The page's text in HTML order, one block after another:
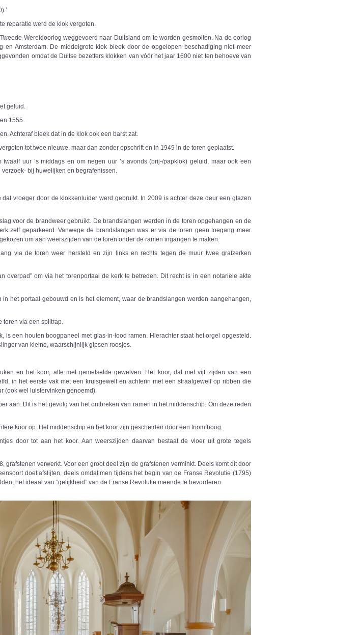
reparatie werd de klok vergoten.
Wereldoorlog weggevoerd naar Duitsland om te worden gesmolten. Na de oorlog
en Amsterdam. De middelgrote klok bleek door de opgelopen beschadiging niet meer
omdat de Duitse bezetters klokken van vóór het jaar 1600 niet ten behoeve van
geluid.
1555.
Achteraf bleek dat in de klok ook een barst zat.
tot twee nieuwe, maar dan zonder opschrift en in 1949 in de toren geplaatst.
uur ’s middags en om negen uur ’s avonds (brij-/papklok) geluid, maar ook een
bij huwelijken en begrafenissen.
vroeger door de klokkenluider werd gebruikt. In 2009 is achter deze deur een glazen
voor de brandweer gebruikt. De brandslangen werden in de toren opgehangen en de
zelf geparkeerd. Vanwege de brandslangen was er via de toren geen toegang meer
om aan weerszijden van de toren onder de ramen ingangen te maken.
via de toren weer hersteld en zijn links en rechts tegen de muur twee grafzerken
overpad” om via het torenportaal de kerk te betreden. Dit recht is in een notariële akte
het portaal gebouwd en is het element, waar de brandslangen werden aangehangen,
toren via een spiltrap.
is een houten boogpaneel met glas-in-lood ramen. Hierachter staat het orgel opgesteld.
van kleine, waarschijnlijk gipsen roosjes.
en het koor, alle met gemetselde gewelven. Het koor, dat met vijf zijden van een
in het eerste vak met een kruisgewelf en achterin met een straalgewelf op ribben die
(ook wel luistervinken genoemd).
aan. Dit is het gevolg van het ontbreken van ramen in het middenschip. Om deze reden
koor op. Het middenschip en het koor zijn gescheiden door een triomfboog.
door tot aan het koor. Aan weerszijden daarvan bestaat de vloer uit grote tegels
grafstenen verwerkt. Voor een groot deel zijn de grafstenen verminkt. Deels komt dit door
doet afslijten, deels omdat men tijdens het begin van de Franse Revolutie (1795)
het ideaal van “gelijkheid” van de Franse Revolutie meende te bevorderen.